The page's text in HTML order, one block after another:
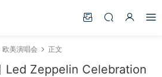
欧美演唱会 正文
Led Zeppelin Celebration